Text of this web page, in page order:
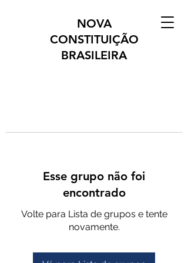
NOVA
CONSTITUIÇÃO
BRASILEIRA
Esse grupo não foi
encontrado
Volte para Lista de grupos e tente
novamente.